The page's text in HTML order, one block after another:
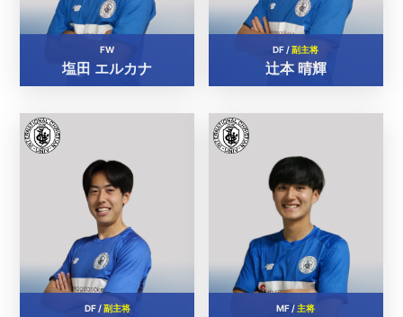
FW
塩田 エルカナ
DF /副主将
辻本 晴輝
DF /副主将 MF /主将